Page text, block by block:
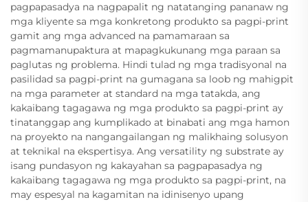
pagpapasadya na nagpapalit ng natatanging pananaw ng
mga kliyente sa mga konkretong produkto sa pagpi-print
gamit ang mga advanced na pamamaraan sa
pagmamanupaktura at mapagkukunang mga paraan sa
paglutas ng problema. Hindi tulad ng mga tradisyonal na
pasilidad sa pagpi-print na gumagana sa loob ng mahigpit
na mga parameter at standard na mga tatakda, ang
kakaibang tagagawa ng mga produkto sa pagpi-print ay
tinatanggap ang kumplikado at binabati ang mga hamon
na proyekto na nangangailangan ng malikhaing solusyon
at teknikal na ekspertisya. Ang versatility ng substrate ay
isang pundasyon ng kakayahan sa pagpapasadya ng
kakaibang tagagawa ng mga produkto sa pagpi-print, na
may espesyal na kagamitan na idinisenyo upang